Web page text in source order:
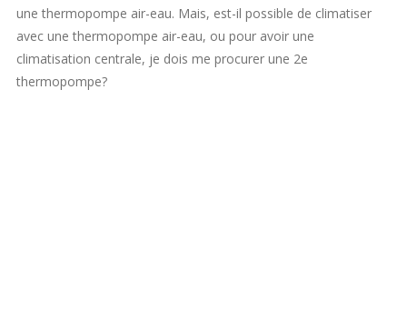
une thermopompe air-eau. Mais, est-il possible de climatiser
avec une thermopompe air-eau, ou pour avoir une
climatisation centrale, je dois me procurer une 2e
thermopompe?